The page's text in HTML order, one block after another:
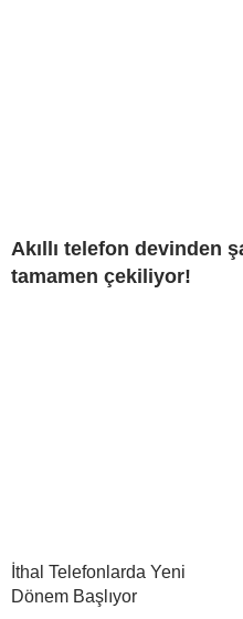
Akıllı telefon devinden
tamamen çekiliyor!
İthal Telefonlarda Yeni
Dönem Başlıyor